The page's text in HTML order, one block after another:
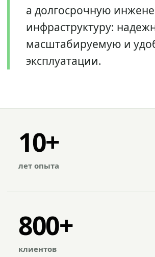
а долгосрочную
инфраструктуру:
масштабируемую и
эксплуатации.
10+
лет опыта
800+
клиентов